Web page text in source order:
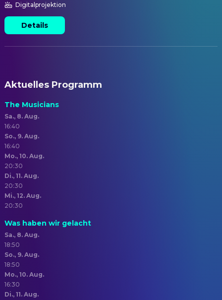
Digitalprojektion
Details
Aktuelles Programm
The Musicians
Sa., 8. Aug.
16:40
So., 9. Aug.
16:40
Mo., 10. Aug.
20:30
Di., 11. Aug.
20:30
Mi., 12. Aug.
20:30
Was haben wir gelacht
Sa., 8. Aug.
18:50
So., 9. Aug.
18:50
Mo., 10. Aug.
16:30
Di., 11. Aug.